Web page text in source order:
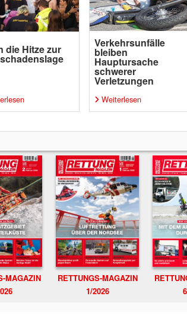
die Hitze zur Verkehrsunfälle
bleiben
Hauptursache
schwerer
Verletzungen
Weiterlesen
MAGAZIN
RETTUNGS-MAGAZIN
1/2026